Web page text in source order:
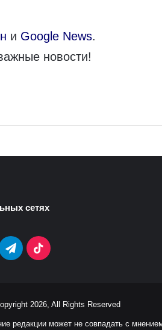
и Google News.
новости!
сетях
TelegramTikTok
2026, All Rights Reserved
редакции может не совпадать с